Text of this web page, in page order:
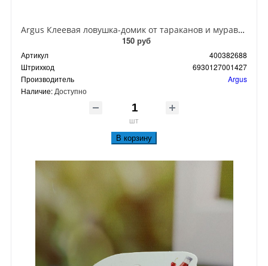
Argus Клеевая ловушка-домик от тараканов и муравьев
150 руб
Артикул
400382688
Штрихкод
6930127001427
Производитель
Argus
Наличие: Доступно
шт
В корзину